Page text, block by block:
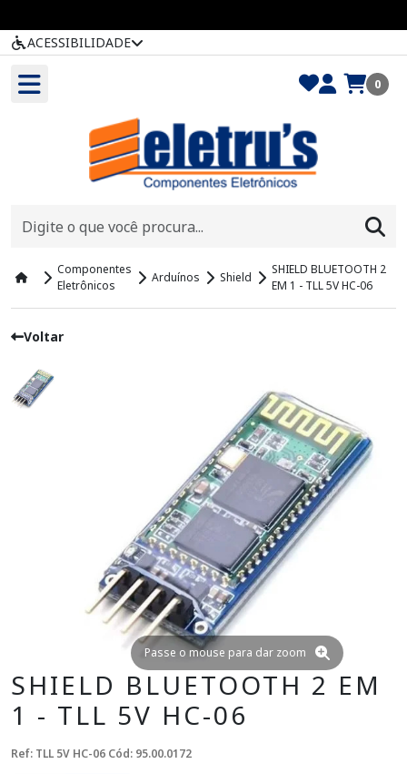
ACESSIBILIDADE
0
Componentes
Eletrônicos
Arduínos Shield
SHIELD BLUETOOTH 2
EM 1 - TLL 5V HC-06
Voltar
Passe o mouse para dar zoom
SHIELD BLUETOOTH 2 EM
1 - TLL 5V HC-06
Ref: TLL 5V HC-06 Cód: 95.00.0172